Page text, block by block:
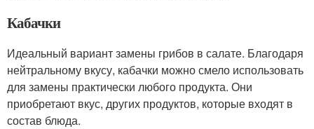
Кабачки
Идеальный вариант замены грибов в салате. Благодаря
нейтральному вкусу, кабачки можно смело использовать
для замены практически любого продукта. Они
приобретают вкус, других продуктов, которые входят в
состав блюда.